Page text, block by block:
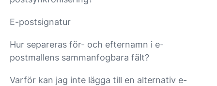
E-postsignatur
Hur separeras för- och efternamn i e-
postmallens sammanfogbara fält?
Varför kan jag inte lägga till en alternativ e-